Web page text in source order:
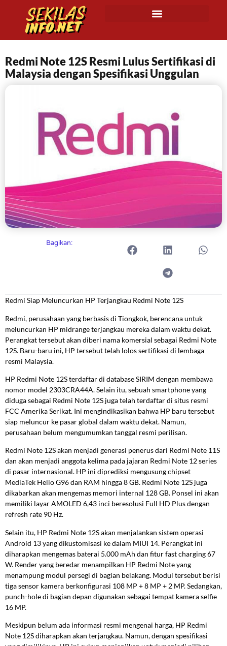
Redmi Note 12S Resmi Lulus Sertifikasi di
Malaysia dengan Spesifikasi Unggulan
Bagikan:
Redmi Siap Meluncurkan HP Terjangkau Redmi Note 12S
Redmi, perusahaan yang berbasis di Tiongkok, berencana untuk
meluncurkan HP midrange terjangkau mereka dalam waktu dekat.
Perangkat tersebut akan diberi nama komersial sebagai Redmi Note
12S. Baru-baru ini, HP tersebut telah lolos sertifikasi di lembaga
resmi Malaysia.
HP Redmi Note 12S terdaftar di database SIRIM dengan membawa
nomor model 2303CRA44A. Selain itu, sebuah smartphone yang
diduga sebagai Redmi Note 12S juga telah terdaftar di situs resmi
FCC Amerika Serikat. Ini mengindikasikan bahwa HP baru tersebut
siap meluncur ke pasar global dalam waktu dekat. Namun,
perusahaan belum mengumumkan tanggal resmi perilisan.
Redmi Note 12S akan menjadi generasi penerus dari Redmi Note 11S
dan akan menjadi anggota kelima pada jajaran Redmi Note 12 series
di pasar internasional. HP ini diprediksi mengusung chipset
MediaTek Helio G96 dan RAM hingga 8 GB. Redmi Note 12S juga
dikabarkan akan mengemas memori internal 128 GB. Ponsel ini akan
memiliki layar AMOLED 6,43 inci beresolusi Full HD Plus dengan
refresh rate 90 Hz.
Selain itu, HP Redmi Note 12S akan menjalankan sistem operasi
Android 13 yang dikustomisasi ke dalam MIUI 14. Perangkat ini
diharapkan mengemas baterai 5.000 mAh dan fitur fast charging 67
W. Render yang beredar menampilkan HP Redmi Note yang
menampung modul persegi di bagian belakang. Modul tersebut berisi
tiga sensor kamera berkonfigurasi 108 MP + 8 MP + 2 MP. Sedangkan,
punch-hole di bagian depan digunakan sebagai tempat kamera selfie
16 MP.
Meskipun belum ada informasi resmi mengenai harga, HP Redmi
Note 12S diharapkan akan terjangkau. Namun, dengan spesifikasi